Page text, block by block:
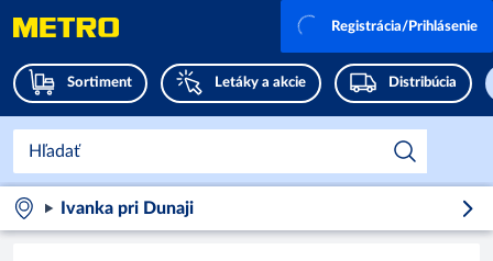
Sortiment Letáky a akcie Distribúcia
Registrácia/Prihlásenie
Ivanka pri Dunaji